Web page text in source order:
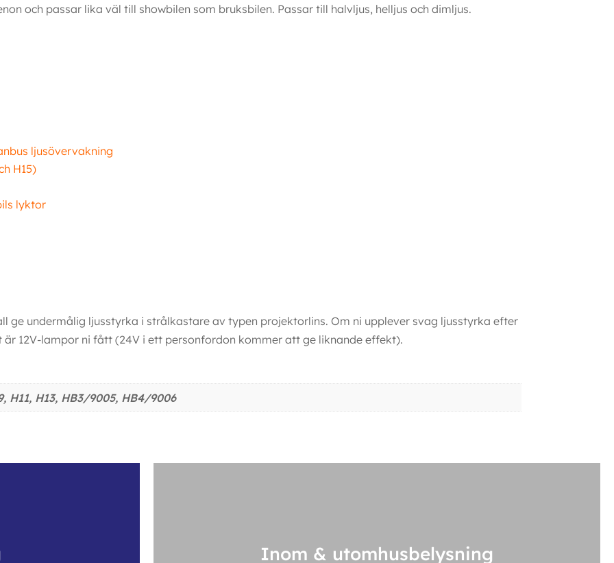
och passar lika väl till showbilen som bruksbilen. Passar till halvljus, helljus och dimljus.
ljusövervakning
H15)
lyktor
ge undermålig ljusstyrka i strålkastare av typen projektorlins. Om ni upplever svag ljusstyrka efter
12V-lampor ni fått (24V i ett personfordon kommer att ge liknande effekt).
H11, H13, HB3/9005, HB4/9006
Inom & utomhusbelysning